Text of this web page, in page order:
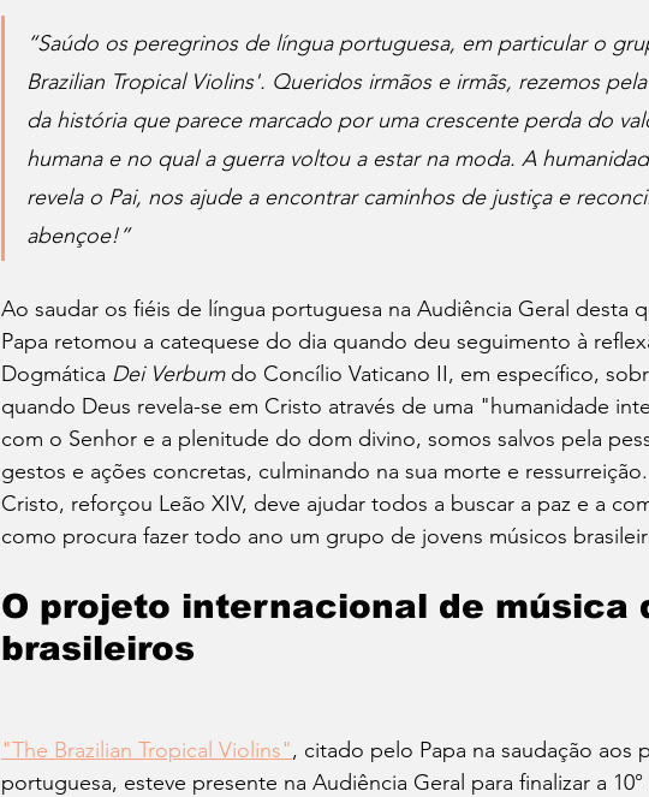
“Saúdo os peregrinos de língua portuguesa, em particular o
Brazilian Tropical Violins'. Queridos irmãos e irmãs, rezemos
da história que parece marcado por uma crescente perda do
humana e no qual a guerra voltou a estar na moda. A
revela o Pai, nos ajude a encontrar caminhos de justiça e
abençoe!”
Ao saudar os fiéis de língua portuguesa na Audiência Geral desta
Papa retomou a catequese do dia quando deu seguimento à
Dogmática Dei Verbum do Concílio Vaticano II, em específico,
quando Deus revela-se em Cristo através de uma "humanidade
com o Senhor e a plenitude do dom divino, somos salvos pela
gestos e ações concretas, culminando na sua morte e
Cristo, reforçou Leão XIV, deve ajudar todos a buscar a paz e a
como procura fazer todo ano um grupo de jovens músicos
O projeto internacional de música
brasileiros
"The Brazilian Tropical Violins", citado pelo Papa na saudação aos
portuguesa, esteve presente na Audiência Geral para finalizar a